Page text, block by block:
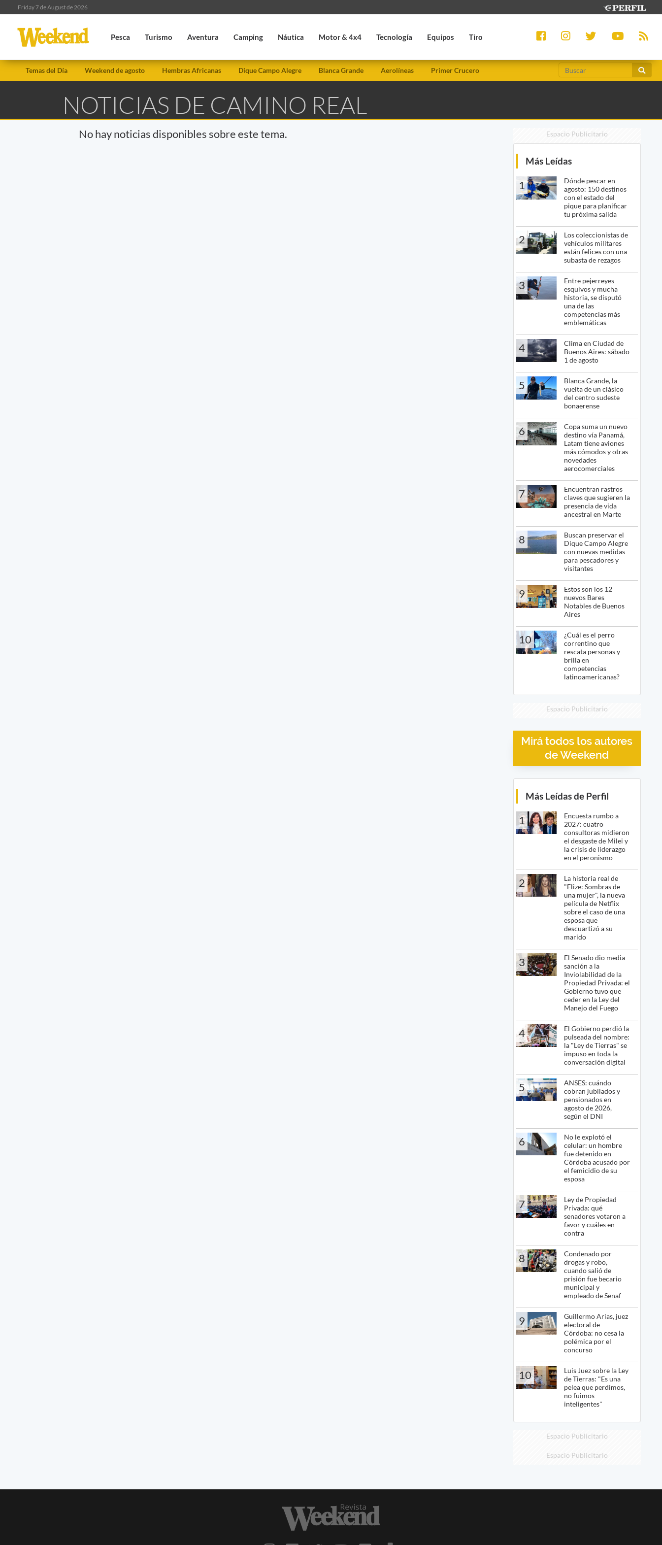
Friday 7 de August de 2026
Pesca Turismo Aventura Camping Náutica Motor & 4x4 Tecnología Equipos Tiro
Temas del Día Weekend de agosto Hembras Africanas Dique Campo Alegre Blanca Grande Aerolíneas Primer Crucero
NOTICIAS DE CAMINO REAL
No hay noticias disponibles sobre este tema. Espacio Publicitario
Más Leídas
1
Dónde pescar en
agosto: 150 destinos
con el estado del
pique para planificar
tu próxima salida
2
Los coleccionistas de
vehículos militares
están felices con una
subasta de rezagos
3
Entre pejerreyes
esquivos y mucha
historia, se disputó
una de las
competencias más
emblemáticas
4
Clima en Ciudad de
Buenos Aires: sábado
1 de agosto
5
Blanca Grande, la
vuelta de un clásico
del centro sudeste
bonaerense
6
Copa suma un nuevo
destino vía Panamá,
Latam tiene aviones
más cómodos y otras
novedades
aerocomerciales
7
Encuentran rastros
claves que sugieren la
presencia de vida
ancestral en Marte
8
Buscan preservar el
Dique Campo Alegre
con nuevas medidas
para pescadores y
visitantes
9
Estos son los 12
nuevos Bares
Notables de Buenos
Aires
10
¿Cuál es el perro
correntino que
rescata personas y
brilla en
competencias
latinoamericanas?
Espacio Publicitario
Mirá todos los autores
de Weekend
Más Leídas de Perfil
1
Encuesta rumbo a
2027: cuatro
consultoras midieron
el desgaste de Milei y
la crisis de liderazgo
en el peronismo
2
La historia real de
"Elize: Sombras de
una mujer", la nueva
película de Netflix
sobre el caso de una
esposa que
descuartizó a su
marido
3
El Senado dio media
sanción a la
Inviolabilidad de la
Propiedad Privada: el
Gobierno tuvo que
ceder en la Ley del
Manejo del Fuego
4
El Gobierno perdió la
pulseada del nombre:
la "Ley de Tierras" se
impuso en toda la
conversación digital
5
ANSES: cuándo
cobran jubilados y
pensionados en
agosto de 2026,
según el DNI
6
No le explotó el
celular: un hombre
fue detenido en
Córdoba acusado por
el femicidio de su
esposa
7
Ley de Propiedad
Privada: qué
senadores votaron a
favor y cuáles en
contra
8
Condenado por
drogas y robo,
cuando salió de
prisión fue becario
municipal y
empleado de Senaf
9
Guillermo Arias, juez
electoral de
Córdoba: no cesa la
polémica por el
concurso
10
Luis Juez sobre la Ley
de Tierras: "Es una
pelea que perdimos,
no fuimos
inteligentes"
Espacio Publicitario
Espacio Publicitario